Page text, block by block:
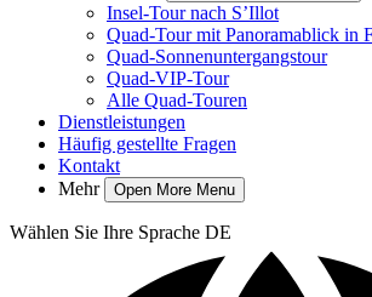
Insel-Tour nach S’Illot
Quad-Tour mit Panoramablick in
Quad-Sonnenuntergangstour
Quad-VIP-Tour
Alle Quad-Touren
Dienstleistungen
Häufig gestellte Fragen
Kontakt
Mehr
Open More Menu
Wählen Sie Ihre Sprache DE